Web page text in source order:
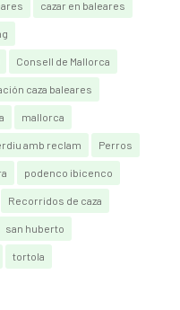
cazar en baleares
Consell de Mallorca
caza baleares
mallorca
amb reclam Perros
podenco ibicenco
Recorridos de caza
san huberto
tortola